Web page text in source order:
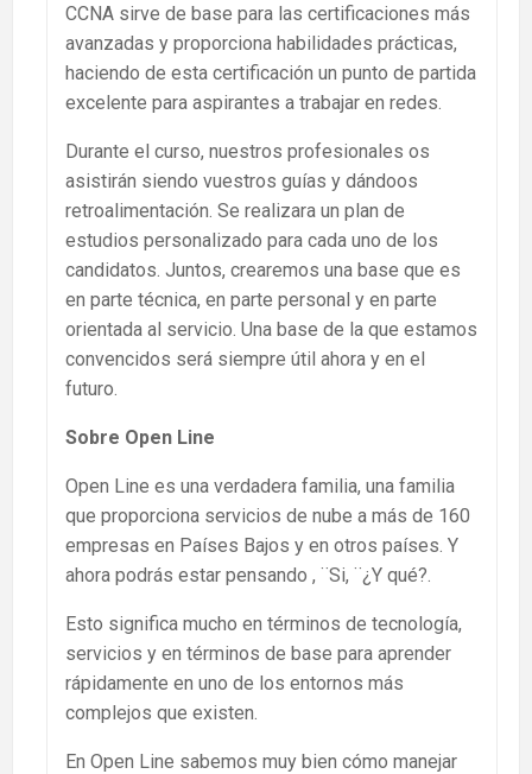
CCNA sirve de base para las certificaciones más
avanzadas y proporciona habilidades prácticas,
haciendo de esta certificación un punto de partida
excelente para aspirantes a trabajar en redes.
Durante el curso, nuestros profesionales os
asistirán siendo vuestros guías y dándoos
retroalimentación. Se realizara un plan de
estudios personalizado para cada uno de los
candidatos. Juntos, crearemos una base que es
en parte técnica, en parte personal y en parte
orientada al servicio. Una base de la que estamos
convencidos será siempre útil ahora y en el
futuro.
Sobre Open Line
Open Line es una verdadera familia, una familia
que proporciona servicios de nube a más de 160
empresas en Países Bajos y en otros países. Y
ahora podrás estar pensando , ¨Si, ¨¿Y qué?.
Esto significa mucho en términos de tecnología,
servicios y en términos de base para aprender
rápidamente en uno de los entornos más
complejos que existen.
En Open Line sabemos muy bien cómo manejar